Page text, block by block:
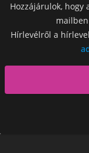
Hozzájárulok, hogy
Hírlevélről a